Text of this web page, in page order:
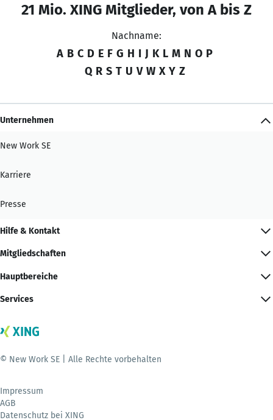
21 Mio. XING Mitglieder, von A bis Z
Nachname:
A B C D E F G H I J K L M N O P
Q R S T U V W X Y Z
Unternehmen
New Work SE
Karriere
Presse
Hilfe & Kontakt
Mitgliedschaften
Hauptbereiche
Services
© New Work SE | Alle Rechte vorbehalten
Impressum
AGB
Datenschutz bei XING